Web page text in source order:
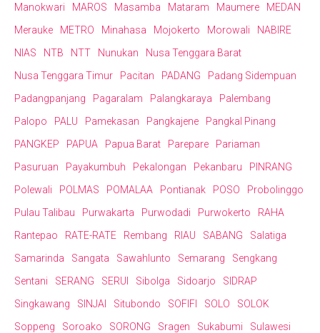
Manokwari
MAROS Masamba Mataram Maumere
MEDAN
Merauke
METRO Minahasa Mojokerto Morowali
NABIRE
NIAS
NTB NTT Nunukan
Nusa Tenggara Barat
Nusa Tenggara Timur
Pacitan PADANG
Padang Sidempuan
Padangpanjang
Pagaralam Palangkaraya
Palembang
Palopo
PALU Pamekasan Pangkajene
Pangkal Pinang
PANGKEP
PAPUA Papua Barat Parepare
Pariaman
Pasuruan
Payakumbuh Pekalongan Pekanbaru
PINRANG
Polewali
POLMAS POMALAA Pontianak POSO
Probolinggo
Pulau Talibau
Purwakarta Purwodadi Purwokerto
RAHA
Rantepao
RATE-RATE Rembang RIAU SABANG
Salatiga
Samarinda
Sangata Sawahlunto Semarang
Sengkang
Sentani
SERANG SERUI Sibolga Sidoarjo
SIDRAP
Singkawang
SINJAI Situbondo SOFIFI SOLO
SOLOK
Soppeng
Soroako SORONG Sragen Sukabumi
Sulawesi